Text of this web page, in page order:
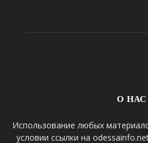
О НАС
Использование любых
условии ссылки на